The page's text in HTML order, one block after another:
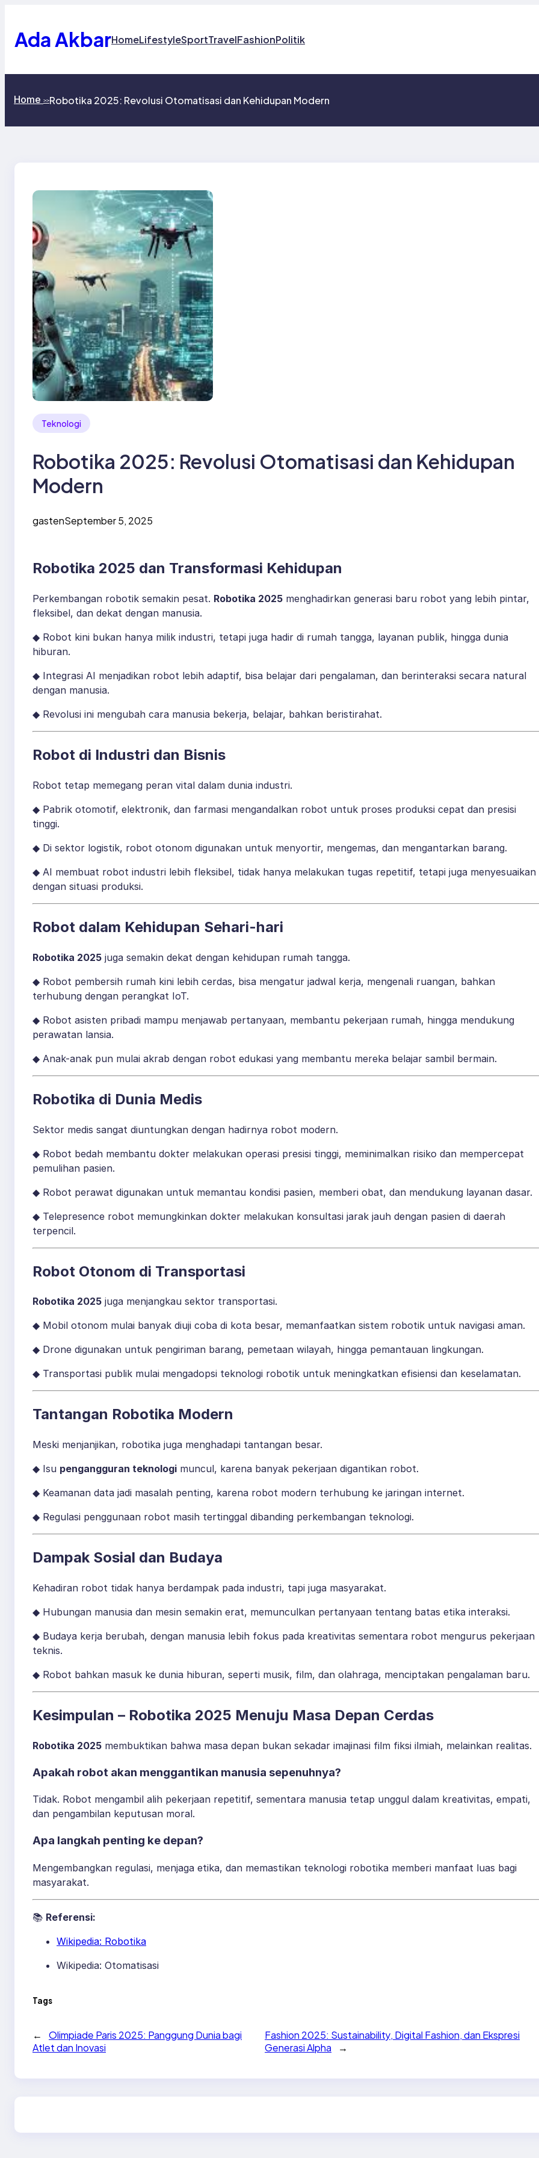
content
Ada AkbarHomeLifestyleSportTravelFashionPolitik
Home >>Robotika 2025: Revolusi Otomatisasi dan Kehidupan Modern
Teknologi
Robotika 2025: Revolusi Otomatisasi dan Kehidupan
Modern
gastenSeptember 5, 2025
Robotika 2025 dan Transformasi Kehidupan
Perkembangan robotik semakin pesat. Robotika 2025 menghadirkan generasi baru robot yang lebih pintar,
fleksibel, dan dekat dengan manusia.
◆ Robot kini bukan hanya milik industri, tetapi juga hadir di rumah tangga, layanan publik, hingga dunia
hiburan.
◆ Integrasi AI menjadikan robot lebih adaptif, bisa belajar dari pengalaman, dan berinteraksi secara natural
dengan manusia.
◆ Revolusi ini mengubah cara manusia bekerja, belajar, bahkan beristirahat.
Robot di Industri dan Bisnis
Robot tetap memegang peran vital dalam dunia industri.
◆ Pabrik otomotif, elektronik, dan farmasi mengandalkan robot untuk proses produksi cepat dan presisi
tinggi.
◆ Di sektor logistik, robot otonom digunakan untuk menyortir, mengemas, dan mengantarkan barang.
◆ AI membuat robot industri lebih fleksibel, tidak hanya melakukan tugas repetitif, tetapi juga menyesuaikan
dengan situasi produksi.
Robot dalam Kehidupan Sehari-hari
Robotika 2025 juga semakin dekat dengan kehidupan rumah tangga.
◆ Robot pembersih rumah kini lebih cerdas, bisa mengatur jadwal kerja, mengenali ruangan, bahkan
terhubung dengan perangkat IoT.
◆ Robot asisten pribadi mampu menjawab pertanyaan, membantu pekerjaan rumah, hingga mendukung
perawatan lansia.
◆ Anak-anak pun mulai akrab dengan robot edukasi yang membantu mereka belajar sambil bermain.
Robotika di Dunia Medis
Sektor medis sangat diuntungkan dengan hadirnya robot modern.
◆ Robot bedah membantu dokter melakukan operasi presisi tinggi, meminimalkan risiko dan mempercepat
pemulihan pasien.
◆ Robot perawat digunakan untuk memantau kondisi pasien, memberi obat, dan mendukung layanan dasar.
◆ Telepresence robot memungkinkan dokter melakukan konsultasi jarak jauh dengan pasien di daerah
terpencil.
Robot Otonom di Transportasi
Robotika 2025 juga menjangkau sektor transportasi.
◆ Mobil otonom mulai banyak diuji coba di kota besar, memanfaatkan sistem robotik untuk navigasi aman.
◆ Drone digunakan untuk pengiriman barang, pemetaan wilayah, hingga pemantauan lingkungan.
◆ Transportasi publik mulai mengadopsi teknologi robotik untuk meningkatkan efisiensi dan keselamatan.
Tantangan Robotika Modern
Meski menjanjikan, robotika juga menghadapi tantangan besar.
◆ Isu pengangguran teknologi muncul, karena banyak pekerjaan digantikan robot.
◆ Keamanan data jadi masalah penting, karena robot modern terhubung ke jaringan internet.
◆ Regulasi penggunaan robot masih tertinggal dibanding perkembangan teknologi.
Dampak Sosial dan Budaya
Kehadiran robot tidak hanya berdampak pada industri, tapi juga masyarakat.
◆ Hubungan manusia dan mesin semakin erat, memunculkan pertanyaan tentang batas etika interaksi.
◆ Budaya kerja berubah, dengan manusia lebih fokus pada kreativitas sementara robot mengurus pekerjaan
teknis.
◆ Robot bahkan masuk ke dunia hiburan, seperti musik, film, dan olahraga, menciptakan pengalaman baru.
Kesimpulan – Robotika 2025 Menuju Masa Depan Cerdas
Robotika 2025 membuktikan bahwa masa depan bukan sekadar imajinasi film fiksi ilmiah, melainkan realitas.
Apakah robot akan menggantikan manusia sepenuhnya?
Tidak. Robot mengambil alih pekerjaan repetitif, sementara manusia tetap unggul dalam kreativitas, empati,
dan pengambilan keputusan moral.
Apa langkah penting ke depan?
Mengembangkan regulasi, menjaga etika, dan memastikan teknologi robotika memberi manfaat luas bagi
masyarakat.
📚 Referensi:
Wikipedia: Robotika
Wikipedia: Otomatisasi
Tags
←
Olimpiade Paris 2025: Panggung Dunia bagi
Atlet dan Inovasi
Fashion 2025: Sustainability, Digital Fashion, dan Ekspresi
Generasi Alpha
→